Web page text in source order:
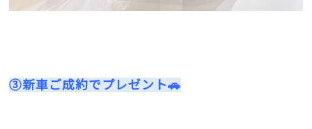
③新車ご成約でプレゼント🚗